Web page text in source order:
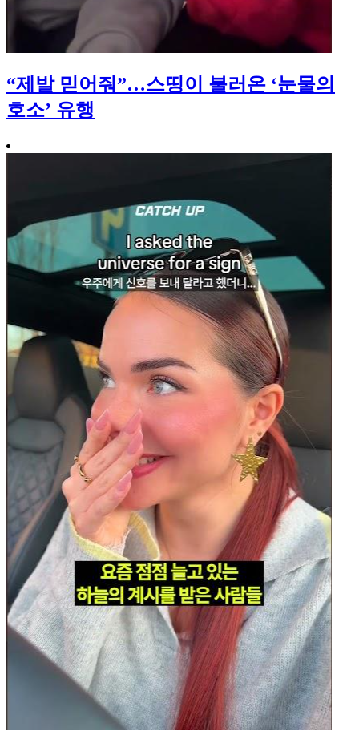
“제발 믿어줘”…스띵이 불러온 ‘눈물의
호소’ 유행